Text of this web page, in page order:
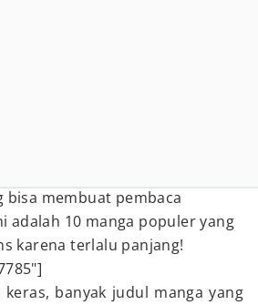
bisa membuat pembaca
adalah 10 manga populer yang
karena terlalu panjang!
banyak judul manga yang